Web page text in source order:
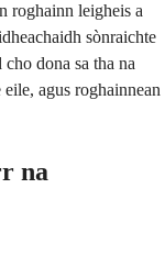
roghainn leigheis a
sònraichte
dona sa tha na
agus roghainnean
na